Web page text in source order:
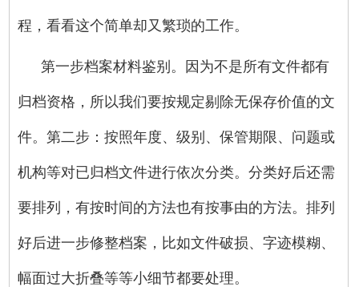
程，看看这个简单却又繁琐的工作。
第一步档案材料鉴别。因为不是所有文件都有
归档资格，所以我们要按规定剔除无保存价值的文
件。第二步：按照年度、级别、保管期限、问题或
机构等对已归档文件进行依次分类。分类好后还需
要排列，有按时间的方法也有按事由的方法。排列
好后进一步修整档案，比如文件破损、字迹模糊、
幅面过大折叠等等小细节都要处理。